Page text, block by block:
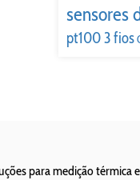
sensores
pt100 3 fios
para medição